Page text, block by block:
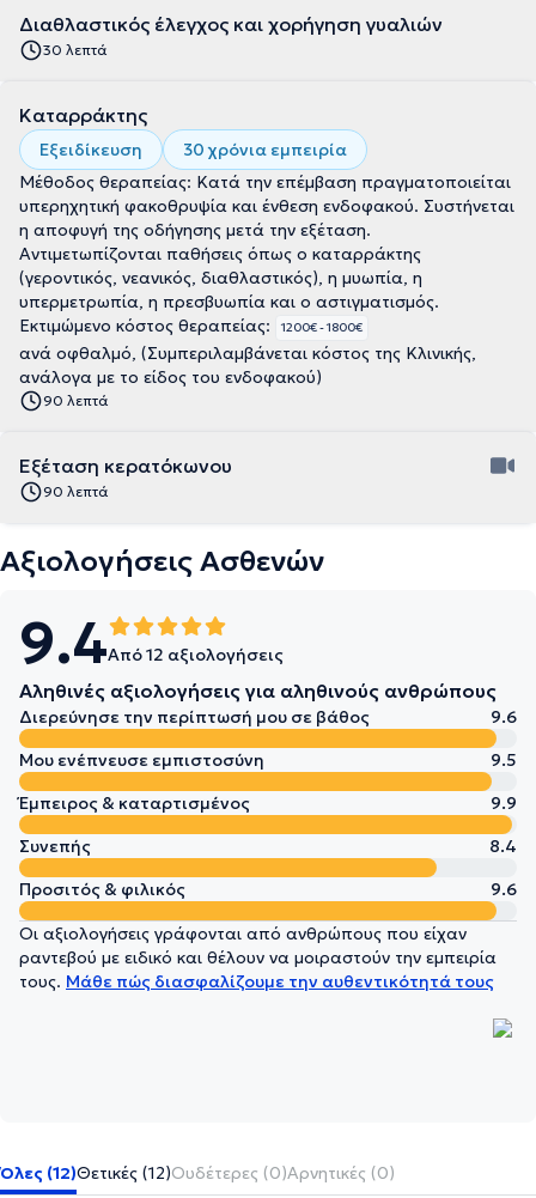
Διαθλαστικός έλεγχος και χορήγηση γυαλιών
30 λεπτά
Καταρράκτης
Εξειδίκευση
30 χρόνια εμπειρία
Μέθοδος θεραπείας: Κατά την επέμβαση πραγματοποιείται
υπερηχητική φακοθρυψία και ένθεση ενδοφακού. Συστήνεται
η αποφυγή της οδήγησης μετά την εξέταση.
Αντιμετωπίζονται παθήσεις όπως ο καταρράκτης
(γεροντικός, νεανικός, διαθλαστικός), η μυωπία, η
υπερμετρωπία, η πρεσβυωπία και ο αστιγματισμός.
Εκτιμώμενο κόστος θεραπείας:
1200€ - 1800€
ανά οφθαλμό, (Συμπεριλαμβάνεται κόστος της Κλινικής,
ανάλογα με το είδος του ενδοφακού)
90 λεπτά
Εξέταση κερατόκωνου
90 λεπτά
Αξιολογήσεις Ασθενών
9.4Από 12 αξιολογήσεις
Αληθινές αξιολογήσεις για αληθινούς ανθρώπους
Διερεύνησε την περίπτωσή μου σε βάθος
9.6
Μου ενέπνευσε εμπιστοσύνη
9.5
Έμπειρος & καταρτισμένος
9.9
Συνεπής
8.4
Προσιτός & φιλικός
9.6
Οι αξιολογήσεις γράφονται από ανθρώπους που είχαν
ραντεβού με ειδικό και θέλουν να μοιραστούν την εμπειρία
τους. Μάθε πώς διασφαλίζουμε την αυθεντικότητά τους
Όλες (12)Θετικές (12)Ουδέτερες (0)Αρνητικές (0)